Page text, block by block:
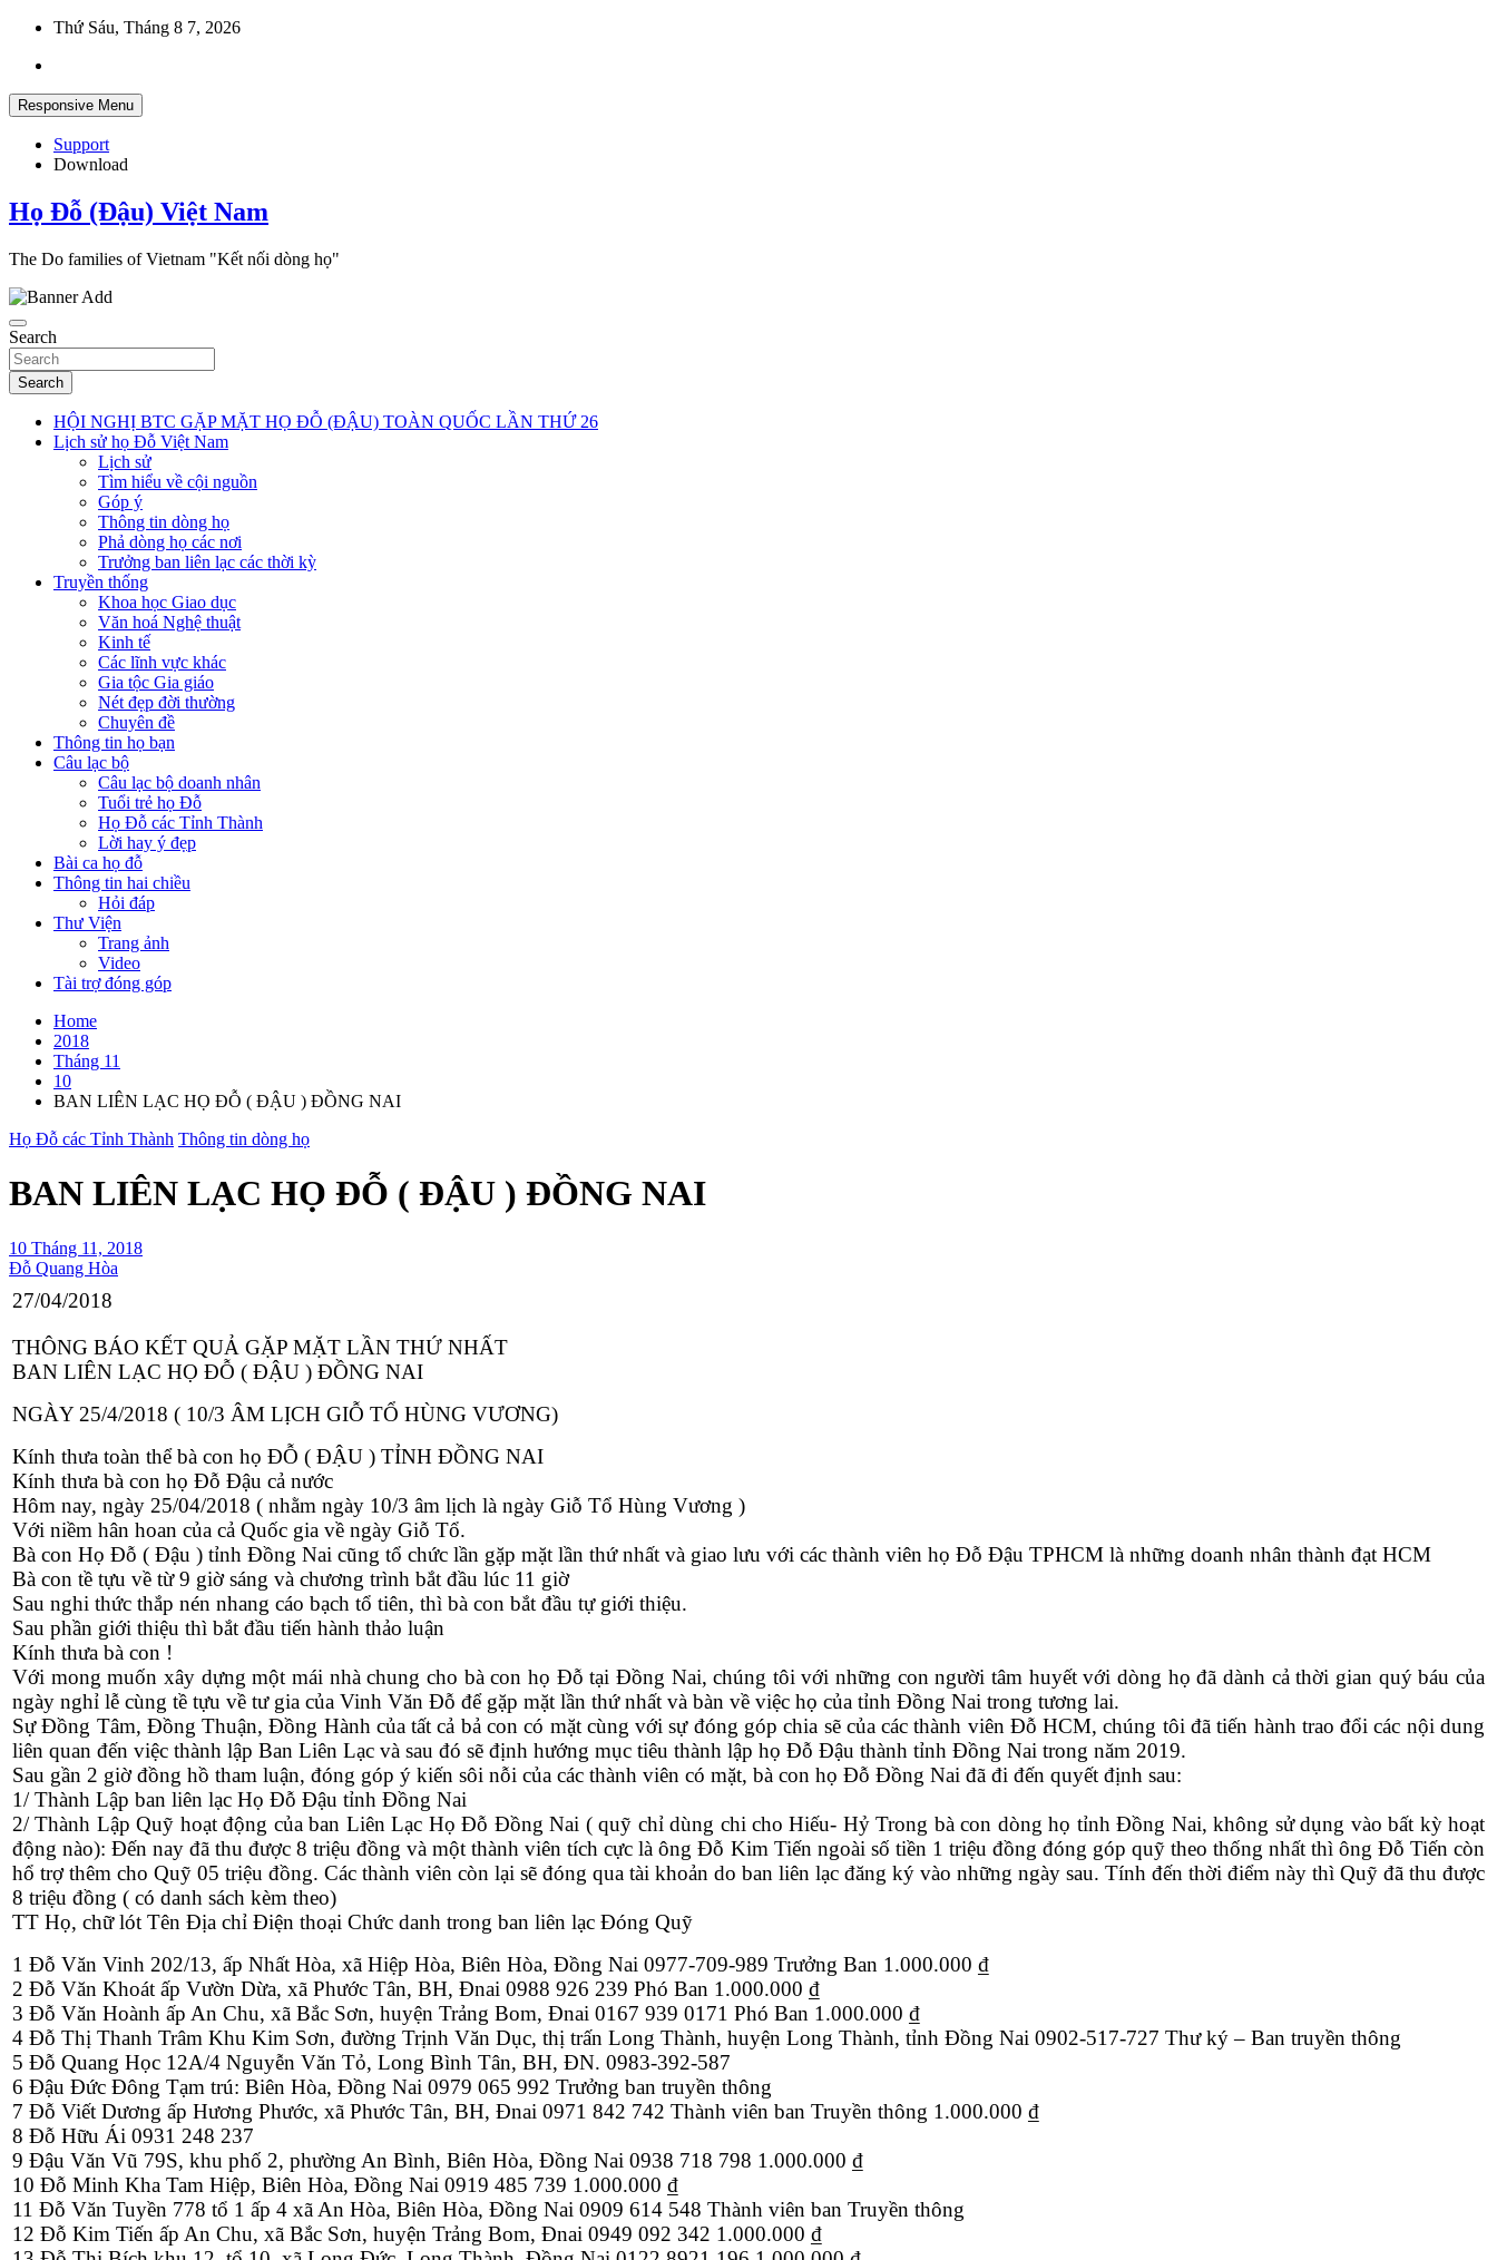
Skip
content
Thứ Sáu, Tháng 8 7, 2026
Responsive Menu
Support
Download
Họ Đỗ (Đậu) Việt Nam
The Do families of Vietnam "Kết nối dòng họ"
Search
Search
HỘI NGHỊ BTC GẶP MẶT HỌ ĐỖ (ĐẬU) TOÀN QUỐC LẦN THỨ 26
Lịch sử họ Đỗ Việt Nam
Lịch sử
Tìm hiểu về cội nguồn
Góp ý
Thông tin dòng họ
Phả dòng họ các nơi
Trưởng ban liên lạc các thời kỳ
Truyền thống
Khoa học Giao dục
Văn hoá Nghệ thuật
Kinh tế
Các lĩnh vực khác
Gia tộc Gia giáo
Nét đẹp đời thường
Chuyên đề
Thông tin họ bạn
Câu lạc bộ
Câu lạc bộ doanh nhân
Tuổi trẻ họ Đỗ
Họ Đỗ các Tỉnh Thành
Lời hay ý đẹp
Bài ca họ đỗ
Thông tin hai chiều
Hỏi đáp
Thư Viện
Trang ảnh
Video
Tài trợ đóng góp
Home
2018
Tháng 11
10
BAN LIÊN LẠC HỌ ĐỖ ( ĐẬU ) ĐỒNG NAI
Họ Đỗ các Tỉnh Thành Thông tin dòng họ
BAN LIÊN LẠC HỌ ĐỖ ( ĐẬU ) ĐỒNG NAI
10 Tháng 11, 2018
Đỗ Quang Hòa
27/04/2018
THÔNG BÁO KẾT QUẢ GẶP MẶT LẦN THỨ NHẤT
BAN LIÊN LẠC HỌ ĐỖ ( ĐẬU ) ĐỒNG NAI
NGÀY 25/4/2018 ( 10/3 ÂM LỊCH GIỖ TỔ HÙNG VƯƠNG)
Kính thưa toàn thể bà con họ ĐỖ ( ĐẬU ) TỈNH ĐỒNG NAI
Kính thưa bà con họ Đỗ Đậu cả nước
Hôm nay, ngày 25/04/2018 ( nhằm ngày 10/3 âm lịch là ngày Giỗ Tổ Hùng Vương )
Với niềm hân hoan của cả Quốc gia về ngày Giỗ Tổ.
Bà con Họ Đỗ ( Đậu ) tỉnh Đồng Nai cũng tổ chức lần gặp mặt lần thứ nhất và giao lưu với các thành viên họ Đỗ Đậu TPHCM là những doanh nhân thành đạt HCM
Bà con tề tựu về từ 9 giờ sáng và chương trình bắt đầu lúc 11 giờ
Sau nghi thức thắp nén nhang cáo bạch tổ tiên, thì bà con bắt đầu tự giới thiệu.
Sau phần giới thiệu thì bắt đầu tiến hành thảo luận
Kính thưa bà con !
Với mong muốn xây dựng một mái nhà chung cho bà con họ Đỗ tại Đồng Nai, chúng tôi với những con người tâm huyết với dòng họ đã dành cả thời gian quý báu của
ngày nghỉ lễ cùng tề tựu về tư gia của Vinh Văn Đỗ để gặp mặt lần thứ nhất và bàn về việc họ của tỉnh Đồng Nai trong tương lai.
Sự Đồng Tâm, Đồng Thuận, Đồng Hành của tất cả bả con có mặt cùng với sự đóng góp chia sẽ của các thành viên Đỗ HCM, chúng tôi đã tiến hành trao đổi các nội dung
liên quan đến việc thành lập Ban Liên Lạc và sau đó sẽ định hướng mục tiêu thành lập họ Đỗ Đậu thành tỉnh Đồng Nai trong năm 2019.
Sau gần 2 giờ đồng hồ tham luận, đóng góp ý kiến sôi nỗi của các thành viên có mặt, bà con họ Đỗ Đồng Nai đã đi đến quyết định sau:
1/ Thành Lập ban liên lạc Họ Đỗ Đậu tỉnh Đồng Nai
2/ Thành Lập Quỹ hoạt động của ban Liên Lạc Họ Đỗ Đồng Nai ( quỹ chỉ dùng chi cho Hiếu- Hỷ Trong bà con dòng họ tỉnh Đồng Nai, không sử dụng vào bất kỳ hoạt
động nào): Đến nay đã thu được 8 triệu đồng và một thành viên tích cực là ông Đỗ Kim Tiến ngoài số tiền 1 triệu đồng đóng góp quỹ theo thống nhất thì ông Đỗ Tiến còn
hổ trợ thêm cho Quỹ 05 triệu đồng. Các thành viên còn lại sẽ đóng qua tài khoản do ban liên lạc đăng ký vào những ngày sau. Tính đến thời điểm này thì Quỹ đã thu được
8 triệu đồng ( có danh sách kèm theo)
TT Họ, chữ lót Tên Địa chỉ Điện thoại Chức danh trong ban liên lạc Đóng Quỹ
1 Đỗ Văn Vinh 202/13, ấp Nhất Hòa, xã Hiệp Hòa, Biên Hòa, Đồng Nai 0977-709-989 Trưởng Ban 1.000.000 ₫
2 Đỗ Văn Khoát ấp Vườn Dừa, xã Phước Tân, BH, Đnai 0988 926 239 Phó Ban 1.000.000 ₫
3 Đỗ Văn Hoành ấp An Chu, xã Bắc Sơn, huyện Trảng Bom, Đnai 0167 939 0171 Phó Ban 1.000.000 ₫
4 Đỗ Thị Thanh Trâm Khu Kim Sơn, đường Trịnh Văn Dục, thị trấn Long Thành, huyện Long Thành, tỉnh Đồng Nai 0902-517-727 Thư ký – Ban truyền thông
5 Đỗ Quang Học 12A/4 Nguyễn Văn Tỏ, Long Bình Tân, BH, ĐN. 0983-392-587
6 Đậu Đức Đông Tạm trú: Biên Hòa, Đồng Nai 0979 065 992 Trưởng ban truyền thông
7 Đỗ Viết Dương ấp Hương Phước, xã Phước Tân, BH, Đnai 0971 842 742 Thành viên ban Truyền thông 1.000.000 ₫
8 Đỗ Hữu Ái 0931 248 237
9 Đậu Văn Vũ 79S, khu phố 2, phường An Bình, Biên Hòa, Đồng Nai 0938 718 798 1.000.000 ₫
10 Đỗ Minh Kha Tam Hiệp, Biên Hòa, Đồng Nai 0919 485 739 1.000.000 ₫
11 Đỗ Văn Tuyền 778 tổ 1 ấp 4 xã An Hòa, Biên Hòa, Đồng Nai 0909 614 548 Thành viên ban Truyền thông
12 Đỗ Kim Tiến ấp An Chu, xã Bắc Sơn, huyện Trảng Bom, Đnai 0949 092 342 1.000.000 ₫